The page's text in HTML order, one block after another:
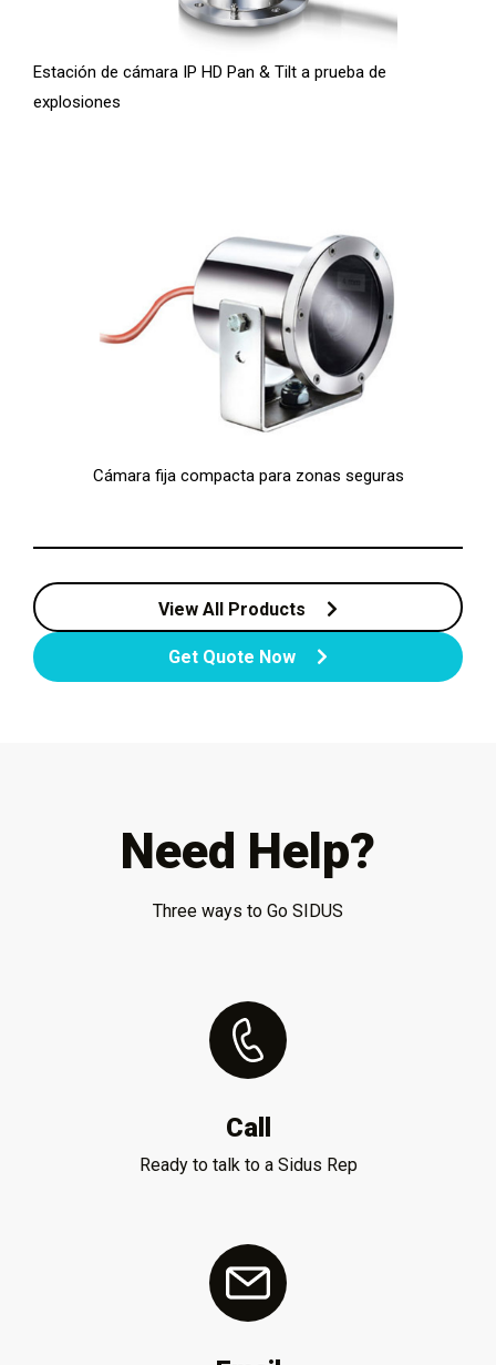
Estación de cámara IP HD Pan & Tilt a prueba de
explosiones
Cámara fija compacta para zonas seguras
View All Products
Get Quote Now
Need Help?
Three ways to Go SIDUS
Call
Ready to talk to a Sidus Rep